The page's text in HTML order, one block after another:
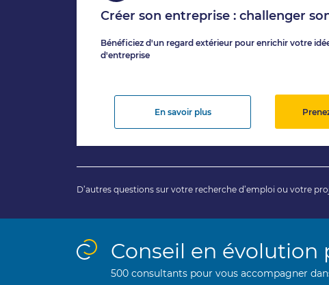
Créer son entreprise : challenger
Bénéficiez d'un regard extérieur pour enrichir votre
d'entreprise
En savoir plus
D’autres questions sur votre recherche d’emploi ou votre
Conseil en évolution
500 consultants pour vous accompagner